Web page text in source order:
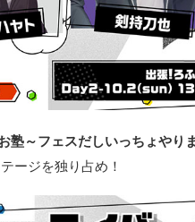
塾～フェスだしいっちょやり
ージを独り占め！